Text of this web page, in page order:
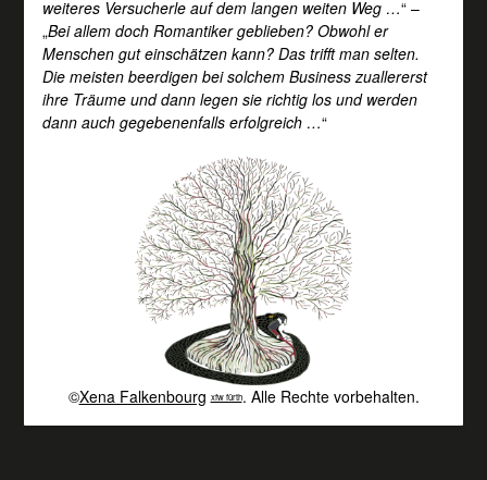
weiteres Versucherle auf dem langen weiten Weg …“ –
„Bei allem doch Romantiker geblieben? Obwohl er
Menschen gut einschätzen kann? Das trifft man selten.
Die meisten beerdigen bei solchem Business zuallererst
ihre Träume und dann legen sie richtig los und werden
dann auch gegebenenfalls erfolgreich …“
©Xena Falkenbourg xfw fürth. Alle Rechte vorbehalten.